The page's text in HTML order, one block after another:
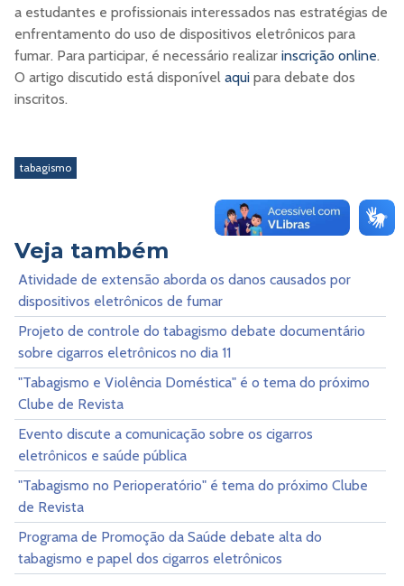
a estudantes e profissionais interessados nas estratégias de
enfrentamento do uso de dispositivos eletrônicos para
fumar. Para participar, é necessário realizar inscrição online.
O artigo discutido está disponível aqui para debate dos
inscritos.
tabagismo
Veja também
Atividade de extensão aborda os danos causados por
dispositivos eletrônicos de fumar
Projeto de controle do tabagismo debate documentário
sobre cigarros eletrônicos no dia 11
"Tabagismo e Violência Doméstica" é o tema do próximo
Clube de Revista
Evento discute a comunicação sobre os cigarros
eletrônicos e saúde pública
"Tabagismo no Perioperatório" é tema do próximo Clube
de Revista
Programa de Promoção da Saúde debate alta do
tabagismo e papel dos cigarros eletrônicos